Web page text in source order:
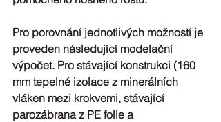
Pro porovnání jednotlivých možností je
proveden následující modelační
výpočet. Pro stávající konstrukci (160
mm tepelné izolace z minerálních
vláken mezi krokvemi, stávající
parozábrana z PE folie a